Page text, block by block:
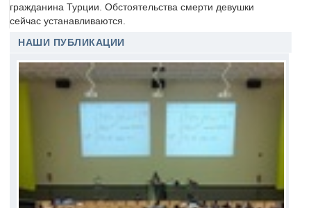
гражданина Турции. Обстоятельства смерти девушки
сейчас устанавливаются.
НАШИ ПУБЛИКАЦИИ